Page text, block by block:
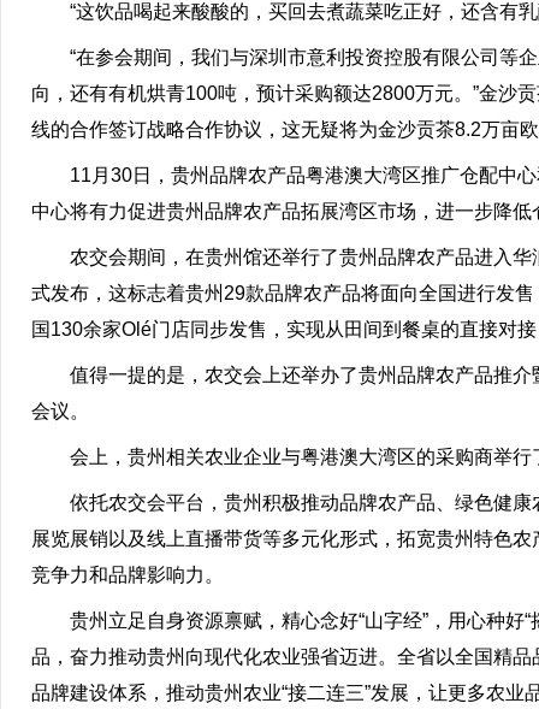
“这饮品喝起来酸酸的，买回去煮蔬菜吃正好，还含有
“在参会期间，我们与深圳市意利投资控股有限公司等
向，还有有机烘青100吨，预计采购额达2800万元。”金沙
线的合作签订战略合作协议，这无疑将为金沙贡茶8.2万亩
11月30日，贵州品牌农产品粤港澳大湾区推广仓配中
中心将有力促进贵州品牌农产品拓展湾区市场，进一步降
农交会期间，在贵州馆还举行了贵州品牌农产品进入
式发布，这标志着贵州29款品牌农产品将面向全国进行发
国130余家Olé门店同步发售，实现从田间到餐桌的直接对
值得一提的是，农交会上还举办了贵州品牌农产品推
会议。
会上，贵州相关农业企业与粤港澳大湾区的采购商举
依托农交会平台，贵州积极推动品牌农产品、绿色健
展览展销以及线上直播带货等多元化形式，拓宽贵州特色
竞争力和品牌影响力。
贵州立足自身资源禀赋，精心念好“山字经”，用心种
品，奋力推动贵州向现代化农业强省迈进。全省以全国精
品牌建设体系，推动贵州农业“接二连三”发展，让更多农